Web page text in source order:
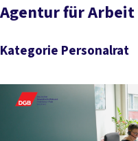
Agentur für Arbeit
Kategorie Personalrat